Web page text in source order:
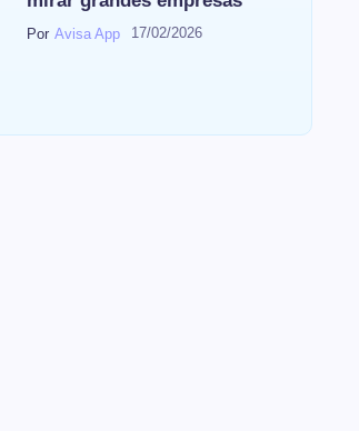
Por Avisa App 17/02/2026